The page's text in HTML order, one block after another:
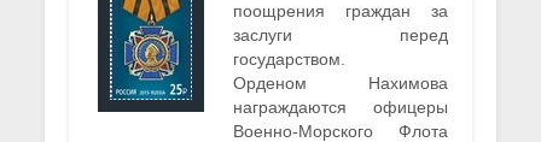
поощрения граждан за
заслуги перед
государством.
Орденом Нахимова
награждаются офицеры
Военно-Морского Флота